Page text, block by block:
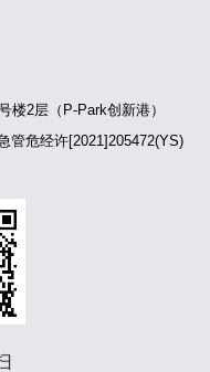
楼2层（P-Park创新港）
管危经许[2021]205472(YS)